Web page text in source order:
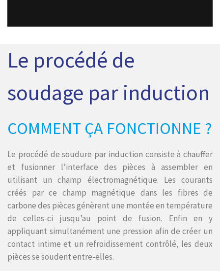
Le procédé de
soudage par induction
COMMENT ÇA FONCTIONNE ?
Le procédé de soudure par induction consiste à chauffer
et fusionner l’interface des pièces à assembler en
utilisant un champ électromagnétique. Les courants
créés par ce champ magnétique dans les fibres de
carbone des pièces génèrent une montée en température
de celles-ci jusqu’au point de fusion. Enfin en y
appliquant simultanément une pression afin de créer un
contact intime et un refroidissement contrôlé, les deux
pièces se soudent entre-elles.